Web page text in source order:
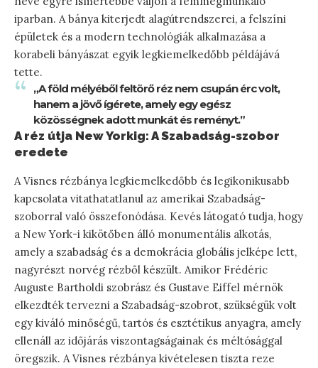
iparban. A bánya kiterjedt alagútrendszerei, a felszíni
épületek és a modern technológiák alkalmazása a
korabeli bányászat egyik legkiemelkedőbb példájává
tette.
„A föld mélyéből feltörő réz nem csupán érc volt,
hanem a jövő ígérete, amely egy egész
közösségnek adott munkát és reményt.”
A réz útja New Yorkig: A Szabadság-szobor
eredete
A Visnes rézbánya legkiemelkedőbb és legikonikusabb
kapcsolata vitathatatlanul az amerikai Szabadság-
szoborral való összefonódása. Kevés látogató tudja, hogy
a New York-i kikötőben álló monumentális alkotás,
amely a szabadság és a demokrácia globális jelképe lett,
nagyrészt norvég rézből készült. Amikor Frédéric
Auguste Bartholdi szobrász és Gustave Eiffel mérnök
elkezdték tervezni a Szabadság-szobrot, szükségük volt
egy kiváló minőségű, tartós és esztétikus anyagra, amely
ellenáll az időjárás viszontagságainak és méltósággal
öregszik. A Visnes rézbánya kivételesen tiszta reze